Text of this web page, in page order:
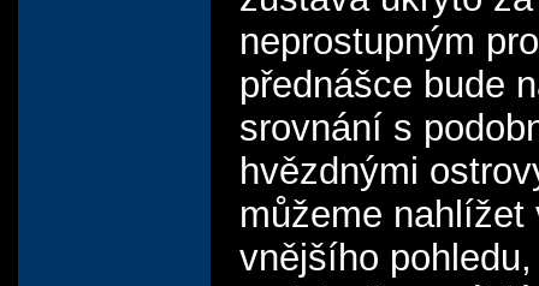
neprostupným
přednášce bude
srovnání s
hvězdnými
můžeme nahlížet
vnějšího